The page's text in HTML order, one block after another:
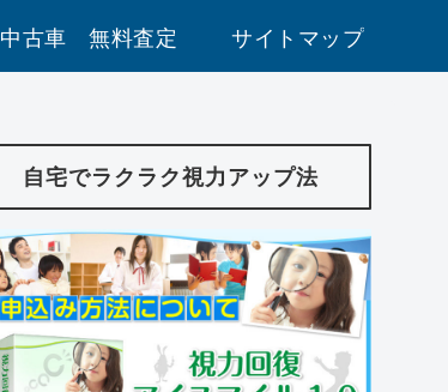
中古車 無料査定 サイトマップ
自宅でラクラク視力アップ法